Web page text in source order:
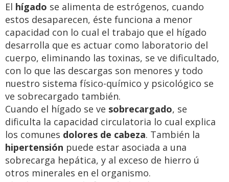
El hígado se alimenta de estrógenos, cuando
estos desaparecen, éste funciona a menor
capacidad con lo cual el trabajo que el hígado
desarrolla que es actuar como laboratorio del
cuerpo, eliminando las toxinas, se ve dificultado,
con lo que las descargas son menores y todo
nuestro sistema físico-químico y psicológico se
ve sobrecargado también.
Cuando el hígado se ve sobrecargado, se
dificulta la capacidad circulatoria lo cual explica
los comunes dolores de cabeza. También la
hipertensión puede estar asociada a una
sobrecarga hepática, y al exceso de hierro ú
otros minerales en el organismo.